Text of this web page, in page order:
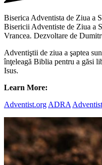
Biserica Adventista de Ziua a
Bisericii Adventiste de Ziua a
Vrancea. Dezvoltare de
Adventiştii de ziua a şaptea
înţeleagă Biblia pentru a găsi
Isus.
Learn More:
Adventist.org ADRA